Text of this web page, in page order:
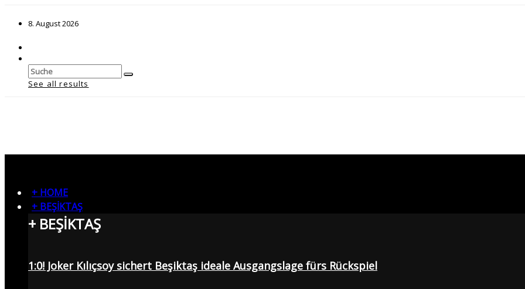
8. August 2026
See all results
+ HOME
+ BEŞİKTAŞ
+ BEŞİKTAŞ
1:0! Joker Kılıçsoy sichert Beşiktaş ideale Ausgangslage fürs Rückspiel